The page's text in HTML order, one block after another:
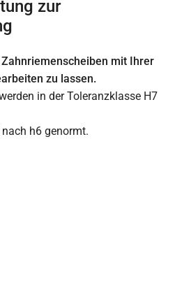
zur
mit Ihrer
zu lassen.
in der Toleranzklasse H7
h6 genormt.